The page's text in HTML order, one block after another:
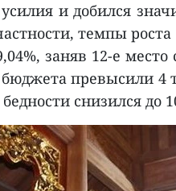
и добился
темпы роста
заняв 12-е
превысили 4
снизился до